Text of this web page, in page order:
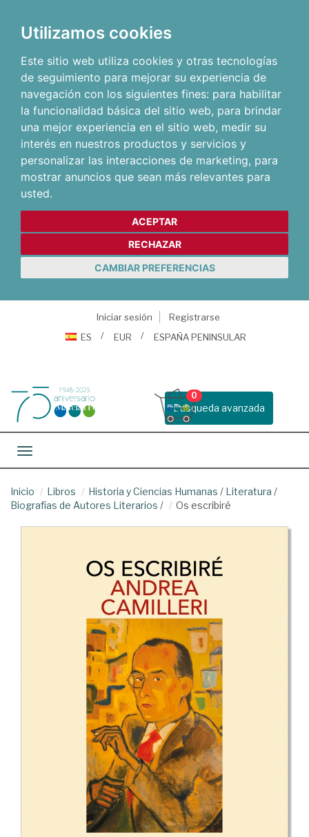
Utilizamos cookies
Este sitio web utiliza cookies y otras tecnologías
de seguimiento para mejorar su experiencia de
navegación con los siguientes fines: para habilitar
la funcionalidad básica del sitio web, para brindar
una mejor experiencia en el sitio web, medir su
interés en nuestros productos y servicios y
personalizar las interacciones de marketing, para
mostrar anuncios que sean más relevantes para
usted.
ACEPTAR
RECHAZAR
CAMBIAR PREFERENCIAS
Iniciar sesión
Registrarse
ES
EUR ESPAÑA PENINSULAR
Busqueda avanzada
0
Toggle navigation
Inicio Libros Historia y Ciencias Humanas / Literatura /
Biografías de Autores Literarios / Os escribiré